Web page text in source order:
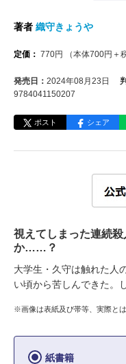
著者 織守きょうや
定価： 770円 （本体700円＋
発売日： 2024年08月23日
9784041150207
ポスト シェア
視えてしまった連続
か……？
大学生・久守は触れた人
い頃から苦しんできた。
※画像は表紙及び帯等、実際と
紙書籍